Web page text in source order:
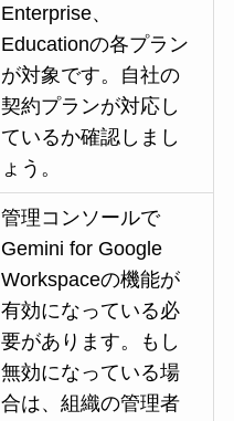
Enterprise、
Educationの各プラン
が対象です。自社の
契約プランが対応し
ているか確認しまし
ょう。
管理コンソールで
Gemini for Google
Workspaceの機能が
有効になっている必
要があります。もし
無効になっている場
合は、組織の管理者